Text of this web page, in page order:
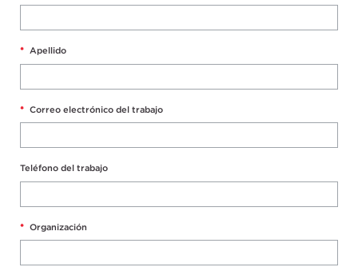
* Apellido
* Correo electrónico del trabajo
Teléfono del trabajo
* Organización